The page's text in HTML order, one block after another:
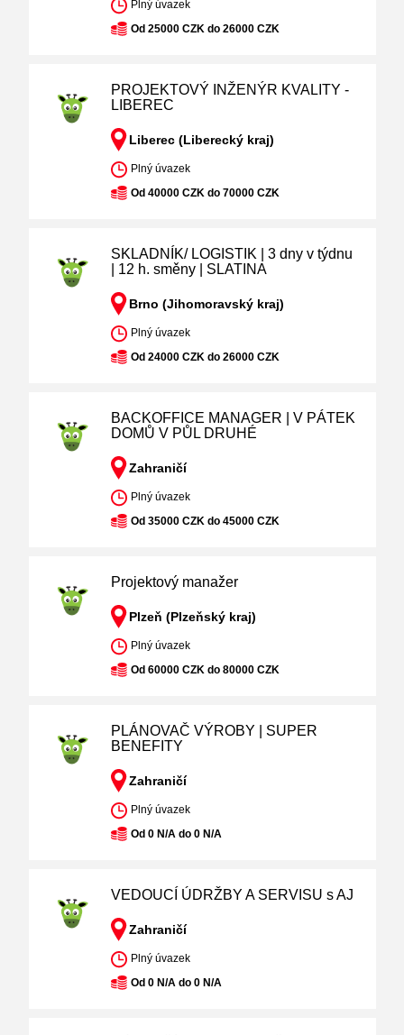
Plný úvazek
Od 25000 CZK do 26000 CZK
PROJEKTOVÝ INŽENÝR KVALITY -
LIBEREC
Liberec (Liberecký kraj)
Plný úvazek
Od 40000 CZK do 70000 CZK
SKLADNÍK/ LOGISTIK | 3 dny v týdnu
| 12 h. směny | SLATINA
Brno (Jihomoravský kraj)
Plný úvazek
Od 24000 CZK do 26000 CZK
BACKOFFICE MANAGER | V PÁTEK
DOMŮ V PŮL DRUHÉ
Zahraničí
Plný úvazek
Od 35000 CZK do 45000 CZK
Projektový manažer
Plzeň (Plzeňský kraj)
Plný úvazek
Od 60000 CZK do 80000 CZK
PLÁNOVAČ VÝROBY | SUPER
BENEFITY
Zahraničí
Plný úvazek
Od 0 N/A do 0 N/A
VEDOUCÍ ÚDRŽBY A SERVISU s AJ
Zahraničí
Plný úvazek
Od 0 N/A do 0 N/A